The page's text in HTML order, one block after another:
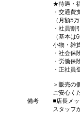
★待遇・
・交通費
（月額5
・社員割
（基本は
小物・雑
・社会保
・労働保
・正社員
＞販売の
ご安心く
備考
■店長メ
スタッフ